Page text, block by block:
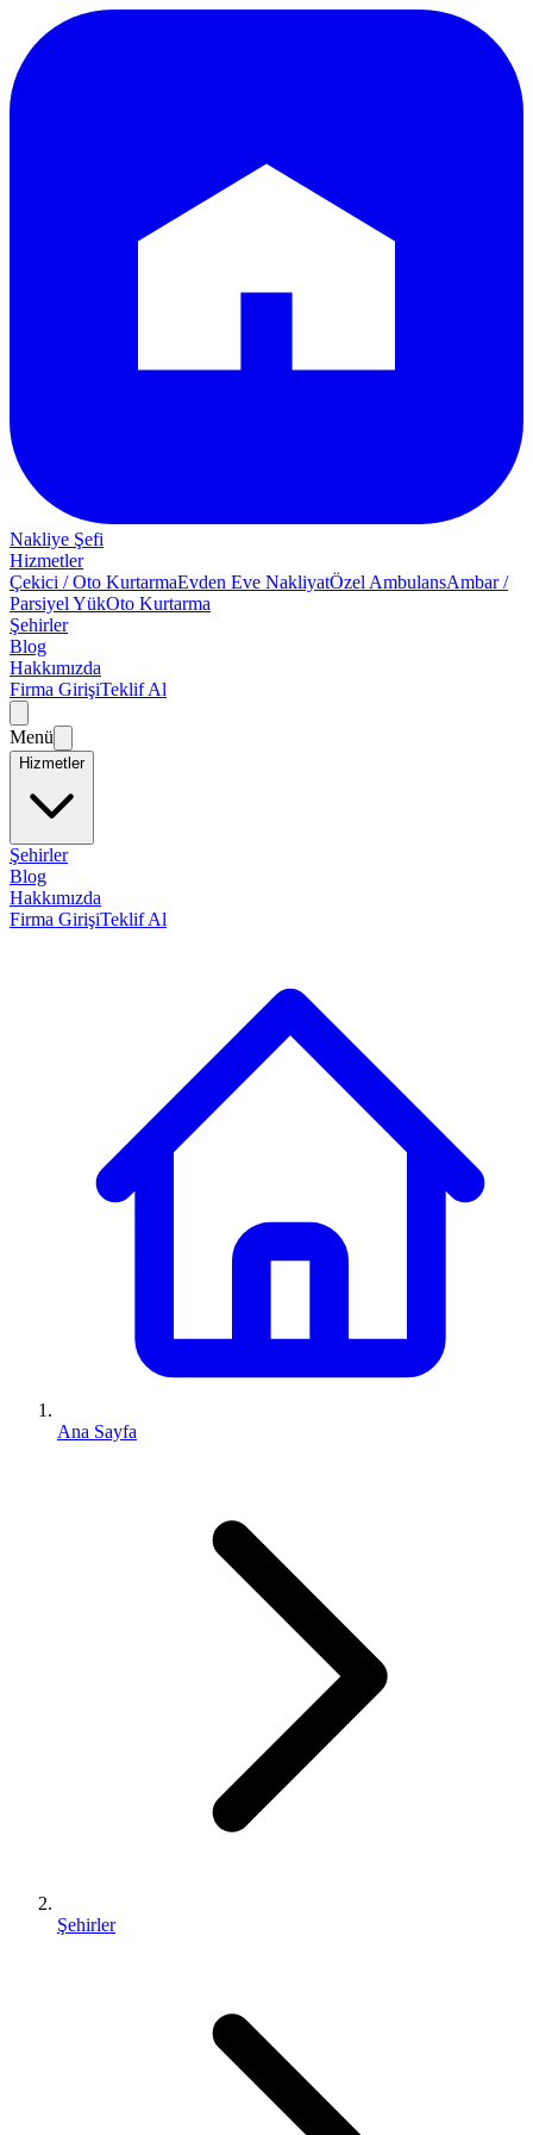
Nakliye Şefi
Hizmetler
Çekici / Oto KurtarmaEvden Eve NakliyatÖzel AmbulansAmbar /
Parsiyel YükOto Kurtarma
Şehirler
Blog
Hakkımızda
Firma GirişiTeklif Al
Menü
Hizmetler
Şehirler
Blog
Hakkımızda
Firma GirişiTeklif Al
Ana Sayfa
Şehirler